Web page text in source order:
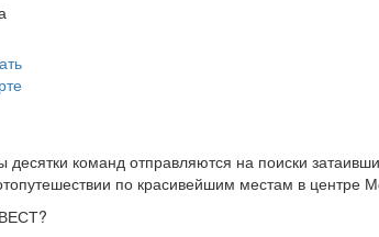
десятки команд отправляются на поиски
по красивейшим местам в центре